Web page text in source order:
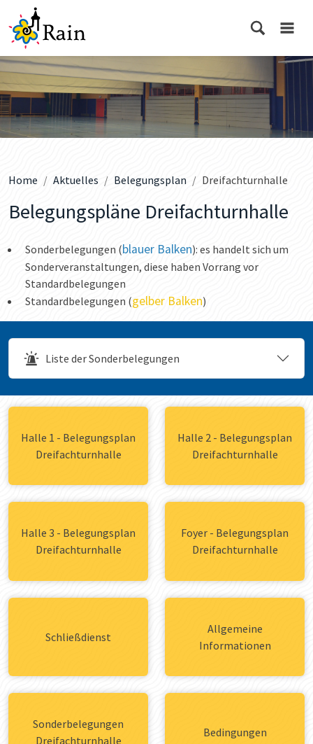
Home Aktuelles Belegungsplan Dreifachturnhalle
Belegungspläne Dreifachturnhalle
Sonderbelegungen (blauer Balken): es handelt sich um
Sonderveranstaltungen, diese haben Vorrang vor
Standardbelegungen
Standardbelegungen (gelber Balken)
Liste der Sonderbelegungen
Halle 1 - Belegungsplan
Dreifachturnhalle
Halle 2 - Belegungsplan
Dreifachturnhalle
Halle 3 - Belegungsplan
Dreifachturnhalle
Foyer - Belegungsplan
Dreifachturnhalle
Schließdienst
Allgemeine
Informationen
Sonderbelegungen
Dreifachturnhalle
Bedingungen